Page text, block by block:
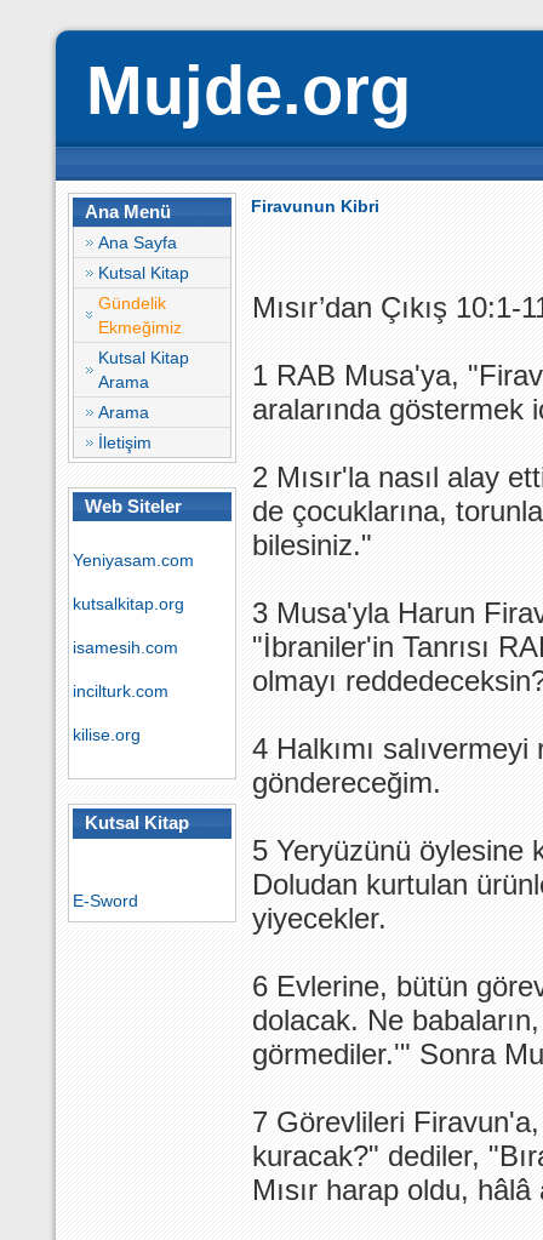
Mujde.org
Ana Menü
Ana Sayfa
Kutsal Kitap
Gündelik
Ekmeğimiz
Kutsal Kitap
Arama
Arama
İletişim
Web Siteler
Yeniyasam.com
kutsalkitap.org
isamesih.com
incilturk.com
kilise.org
Kutsal Kitap
E-Sword
Firavunun Kibri
Mısır’dan Çıkış 10:1-
1 RAB Musa'ya,
aralarında göstermek
2 Mısır'la nasıl alay
de çocuklarına,
bilesiniz."
3 Musa'yla Harun
"İbraniler'in Tanrısı
olmayı
4 Halkımı
göndereceğim.
5 Yeryüzünü öylesine
Doludan kurtulan
yiyecekler.
6 Evlerine, bütün
dolacak. Ne
görmediler.'" Sonra
7 Görevlileri
kuracak?" dediler,
Mısır harap oldu,